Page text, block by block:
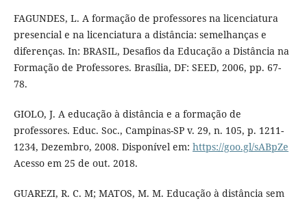
FAGUNDES, L. A formação de professores na licenciatura
presencial e na licenciatura a distância: semelhanças e
diferenças. In: BRASIL, Desafios da Educação a Distância na
Formação de Professores. Brasília, DF: SEED, 2006, pp. 67-
78.
GIOLO, J. A educação à distância e a formação de
professores. Educ. Soc., Campinas-SP v. 29, n. 105, p. 1211-
1234, Dezembro, 2008. Disponível em: https://goo.gl/sABpZe
Acesso em 25 de out. 2018.
GUAREZI, R. C. M; MATOS, M. M. Educação à distância sem